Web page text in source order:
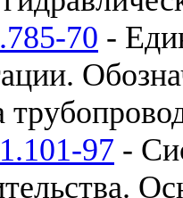
70 -
97 -